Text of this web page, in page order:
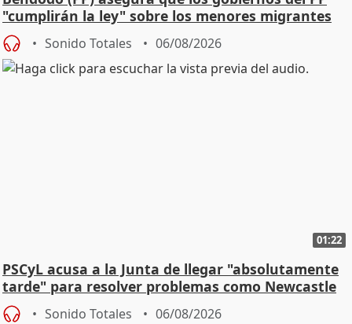
"cumplirán la ley" sobre los menores migrantes
Sonido Totales 06/08/2026
01:22
PSCyL acusa a la Junta de llegar "absolutamente
tarde" para resolver problemas como Newcastle
Sonido Totales 06/08/2026